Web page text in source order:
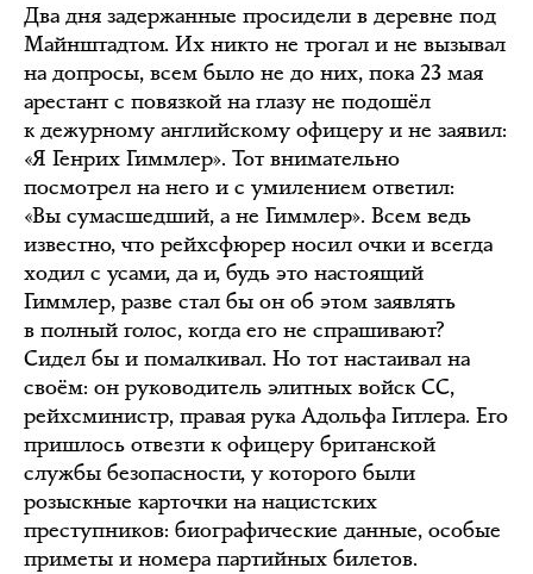
Два дня задержанные просидели в деревне под
Майнштадтом. Их никто не трогал и не вызывал
на допросы, всем было не до них, пока 23 мая
арестант с повязкой на глазу не подошёл
к дежурному английскому офицеру и не заявил:
«Я Генрих Гиммлер». Тот внимательно
посмотрел на него и с умилением ответил:
«Вы сумасшедший, а не Гиммлер». Всем ведь
известно, что рейхсфюрер носил очки и всегда
ходил с усами, да и, будь это настоящий
Гиммлер, разве стал бы он об этом заявлять
в полный голос, когда его не спрашивают?
Сидел бы и помалкивал. Но тот настаивал на
своём: он руководитель элитных войск СС,
рейхсминистр, правая рука Адольфа Гитлера. Его
пришлось отвезти к офицеру британской
службы безопасности, у которого были
розыскные карточки на нацистских
преступников: биографические данные, особые
приметы и номера партийных билетов.